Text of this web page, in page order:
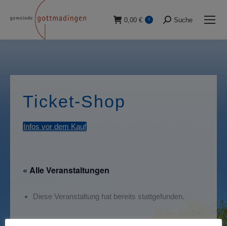
0,00 € 0 Suche:
Suche
Ticket-Shop
Infos vor dem Kauf
« Alle Veranstaltungen
Diese Veranstaltung hat bereits stattgefunden.